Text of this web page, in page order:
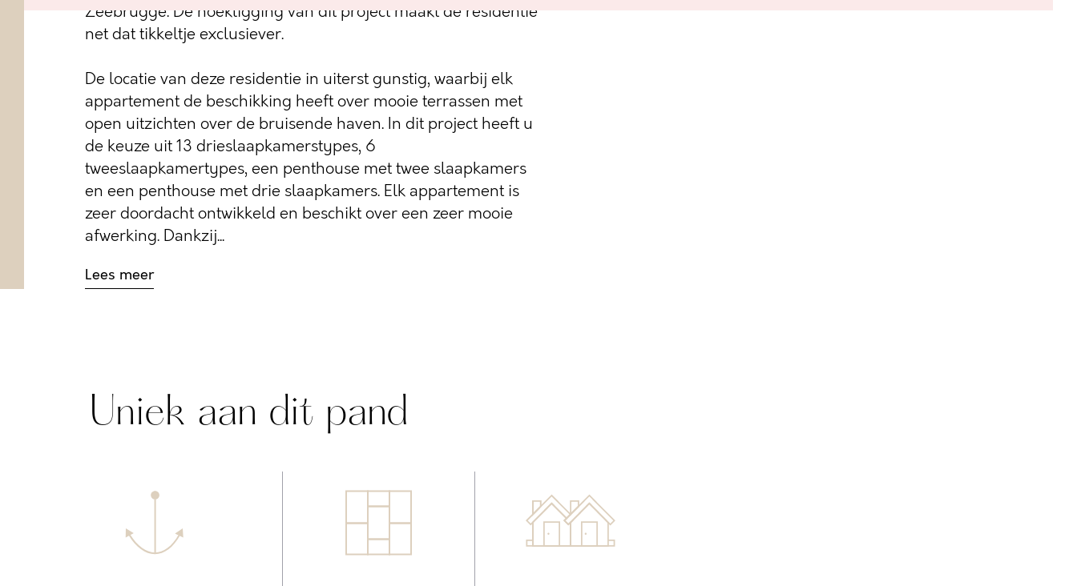
Zeebrugge. De hoekligging van dit project maakt de residentie
net dat tikkeltje exclusiever.
De locatie van deze residentie in uiterst gunstig, waarbij elk
appartement de beschikking heeft over mooie terrassen met
open uitzichten over de bruisende haven. In dit project heeft u
de keuze uit 13 drieslaapkamerstypes, 6
tweeslaapkamertypes, een penthouse met twee slaapkamers
en een penthouse met drie slaapkamers. Elk appartement is
zeer doordacht ontwikkeld en beschikt over een zeer mooie
afwerking. Dankzij...
Lees meer
Uniek aan dit pand